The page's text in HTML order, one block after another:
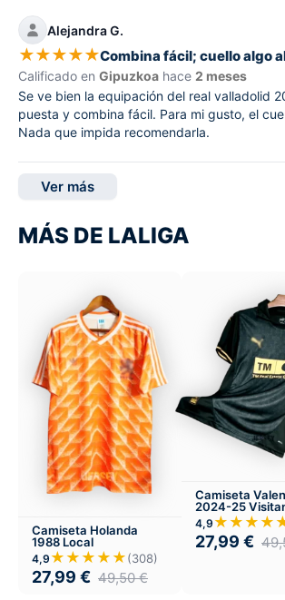
Alejandra G.
★★★★★Combina fácil; cuello algo
Calificado en Gipuzkoa hace 2 meses
Se ve bien la equipación del real valladolid
puesta y combina fácil. Para mi gusto, el
Nada que impida recomendarla.
Ver más
MÁS DE LALIGA
Camiseta Holanda
1988 Local
4,9 ★★★★★(308)
27,99 € 49,50€
Camiseta
2024-25
4,9
27,99 €